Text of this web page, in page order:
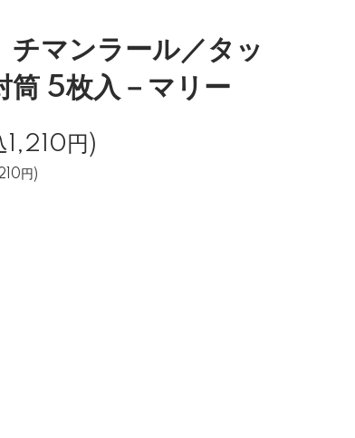
チマンラール／タッ
筒 5枚入－マリー
1,210円)
円)